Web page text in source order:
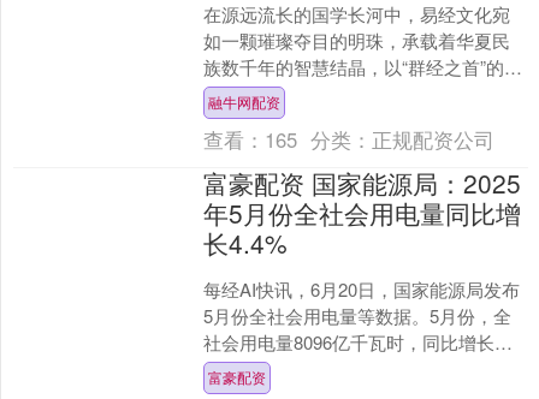
在源远流长的国学长河中，易经文化宛
如一颗璀璨夺目的明珠，承载着华夏民
族数千年的智慧结晶，以“群经之首”的尊
位，为后世持续注入博大精深的思想力
量。陈时瓦老师，这位....
融牛网配资
查看： 165 分类： 正规配资公司
富豪配资 国家能源局：2025
年5月份全社会用电量同比增
长4.4%
每经AI快讯，6月20日，国家能源局发布
5月份全社会用电量等数据。5月份，全
社会用电量8096亿千瓦时，同比增长
4.4%。从分产业用电看，第一产业用电
富豪配资